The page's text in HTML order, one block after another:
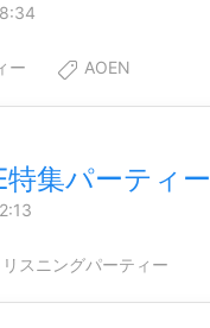
ー AOEN
特集パーティー
リスニングパーティー